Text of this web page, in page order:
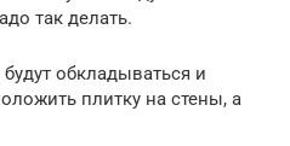
так делать.
обкладываться и
плитку на стены, а